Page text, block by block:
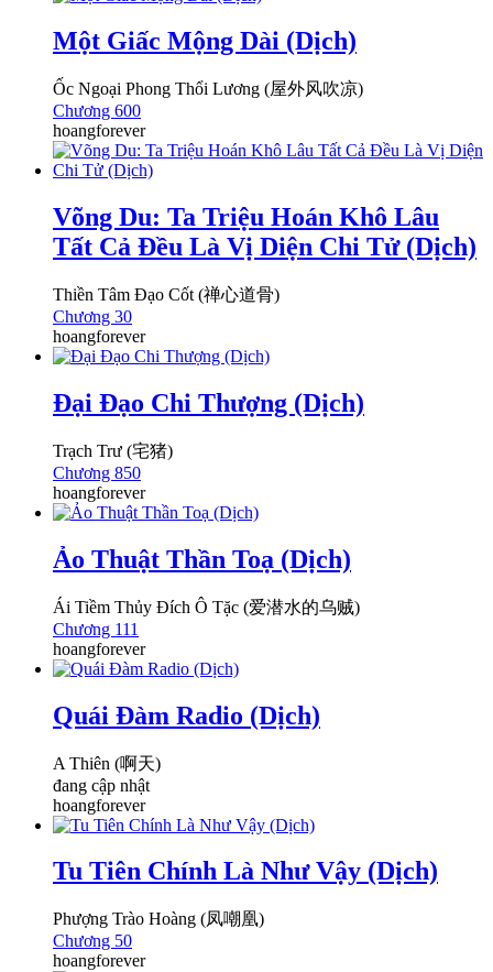
Một Giấc Mộng Dài (Dịch)
Ốc Ngoại Phong Thổi Lương (屋外风吹凉)
Chương 600
hoangforever
Võng Du: Ta Triệu Hoán Khô Lâu
Tất Cả Đều Là Vị Diện Chi Tử (Dịch)
Thiền Tâm Đạo Cốt (禅心道骨)
Chương 30
hoangforever
Đại Đạo Chi Thượng (Dịch)
Trạch Trư (宅猪)
Chương 850
hoangforever
Ảo Thuật Thần Toạ (Dịch)
Ái Tiềm Thủy Đích Ô Tặc (爱潜水的乌贼)
Chương 111
hoangforever
Quái Đàm Radio (Dịch)
A Thiên (啊天)
đang cập nhật
hoangforever
Tu Tiên Chính Là Như Vậy (Dịch)
Phượng Trào Hoàng (凤嘲凰)
Chương 50
hoangforever